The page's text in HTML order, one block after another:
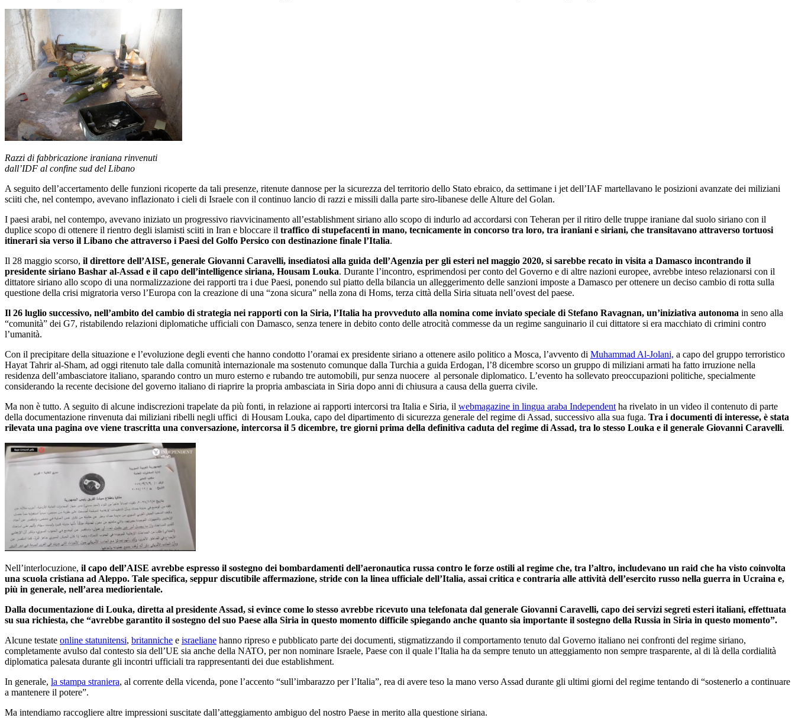
Razzi di fabbricazione iraniana rinvenuti
dall’IDF al confine sud del Libano
A seguito dell’accertamento delle funzioni ricoperte da tali presenze, ritenute dannose per la sicurezza del territorio dello Stato ebraico, da settimane i jet dell’IAF martellavano le posizioni avanzate dei miliziani
sciiti che, nel contempo, avevano inflazionato i cieli di Israele con il continuo lancio di razzi e missili dalla parte siro-libanese delle Alture del Golan.
I paesi arabi, nel contempo, avevano iniziato un progressivo riavvicinamento all’establishment siriano allo scopo di indurlo ad accordarsi con Teheran per il ritiro delle truppe iraniane dal suolo siriano con il
duplice scopo di ottenere il rientro degli islamisti sciiti in Iran e bloccare il traffico di stupefacenti in mano, tecnicamente in concorso tra loro, tra iraniani e siriani, che transitavano attraverso tortuosi
itinerari sia verso il Libano che attraverso i Paesi del Golfo Persico con destinazione finale l’Italia.
Il 28 maggio scorso, il direttore dell’AISE, generale Giovanni Caravelli, insediatosi alla guida dell’Agenzia per gli esteri nel maggio 2020, si sarebbe recato in visita a Damasco incontrando il
presidente siriano Bashar al-Assad e il capo dell’intelligence siriana, Housam Louka. Durante l’incontro, esprimendosi per conto del Governo e di altre nazioni europee, avrebbe inteso relazionarsi con il
dittatore siriano allo scopo di una normalizzazione dei rapporti tra i due Paesi, ponendo sul piatto della bilancia un alleggerimento delle sanzioni imposte a Damasco per ottenere un deciso cambio di rotta sulla
questione della crisi migratoria verso l’Europa con la creazione di una “zona sicura” nella zona di Homs, terza città della Siria situata nell’ovest del paese.
Il 26 luglio successivo, nell’ambito del cambio di strategia nei rapporti con la Siria, l’Italia ha provveduto alla nomina come inviato speciale di Stefano Ravagnan, un’iniziativa autonoma in seno alla
“comunità” dei G7, ristabilendo relazioni diplomatiche ufficiali con Damasco, senza tenere in debito conto delle atrocità commesse da un regime sanguinario il cui dittatore si era macchiato di crimini contro
l’umanità.
Con il precipitare della situazione e l’evoluzione degli eventi che hanno condotto l’oramai ex presidente siriano a ottenere asilo politico a Mosca, l’avvento di Muhammad Al-Jolani, a capo del gruppo terroristico
Hayat Tahrir al-Sham, ad oggi ritenuto tale dalla comunità internazionale ma sostenuto comunque dalla Turchia a guida Erdogan, l’8 dicembre scorso un gruppo di miliziani armati ha fatto irruzione nella
residenza dell’ambasciatore italiano, sparando contro un muro esterno e rubando tre automobili, pur senza nuocere al personale diplomatico. L’evento ha sollevato preoccupazioni politiche, specialmente
considerando la recente decisione del governo italiano di riaprire la propria ambasciata in Siria dopo anni di chiusura a causa della guerra civile.
Ma non è tutto. A seguito di alcune indiscrezioni trapelate da più fonti, in relazione ai rapporti intercorsi tra Italia e Siria, il webmagazine in lingua araba Independent ha rivelato in un video il contenuto di parte
della documentazione rinvenuta dai miliziani ribelli negli uffici di Housam Louka, capo del dipartimento di sicurezza generale del regime di Assad, successivo alla sua fuga. Tra i documenti di interesse, è stata
rilevata una pagina ove viene trascritta una conversazione, intercorsa il 5 dicembre, tre giorni prima della definitiva caduta del regime di Assad, tra lo stesso Louka e il generale Giovanni Caravelli.
Nell’interlocuzione, il capo dell’AISE avrebbe espresso il sostegno dei bombardamenti dell’aeronautica russa contro le forze ostili al regime che, tra l’altro, includevano un raid che ha visto coinvolta
una scuola cristiana ad Aleppo. Tale specifica, seppur discutibile affermazione, stride con la linea ufficiale dell’Italia, assai critica e contraria alle attività dell’esercito russo nella guerra in Ucraina e,
più in generale, nell’area mediorientale.
Dalla documentazione di Louka, diretta al presidente Assad, si evince come lo stesso avrebbe ricevuto una telefonata dal generale Giovanni Caravelli, capo dei servizi segreti esteri italiani, effettuata
su sua richiesta, che “avrebbe garantito il sostegno del suo Paese alla Siria in questo momento difficile spiegando anche quanto sia importante il sostegno della Russia in Siria in questo momento”.
Alcune testate online statunitensi, britanniche e israeliane hanno ripreso e pubblicato parte dei documenti, stigmatizzando il comportamento tenuto dal Governo italiano nei confronti del regime siriano,
completamente avulso dal contesto sia dell’UE sia anche della NATO, per non nominare Israele, Paese con il quale l’Italia ha da sempre tenuto un atteggiamento non sempre trasparente, al di là della cordialità
diplomatica palesata durante gli incontri ufficiali tra rappresentanti dei due establishment.
In generale, la stampa straniera, al corrente della vicenda, pone l’accento “sull’imbarazzo per l’Italia”, rea di avere teso la mano verso Assad durante gli ultimi giorni del regime tentando di “sostenerlo a continuare
a mantenere il potere”.
Ma intendiamo raccogliere altre impressioni suscitate dall’atteggiamento ambiguo del nostro Paese in merito alla questione siriana.